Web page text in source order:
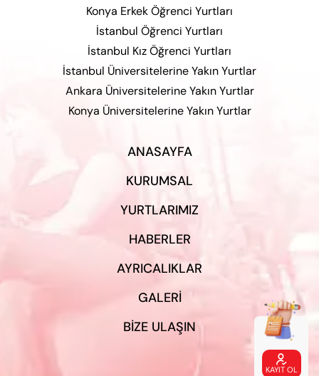

KAYIT OL
Konya Erkek Öğrenci Yurtları
İstanbul Öğrenci Yurtları
İstanbul Kız Öğrenci Yurtları
İstanbul Üniversitelerine Yakın Yurtlar
Ankara Üniversitelerine Yakın Yurtlar
Konya Üniversitelerine Yakın Yurtlar
ANASAYFA
KURUMSAL
YURTLARIMIZ
HABERLER
AYRICALIKLAR
GALERI
BIZE ULAŞIN